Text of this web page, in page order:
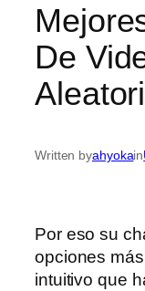
De
Written byahyokain
Por eso su
opciones
intuitivo que